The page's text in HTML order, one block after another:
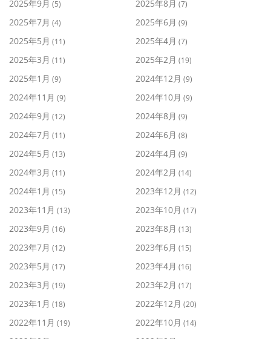
2025年9月 (5) 2025年8月 (7)
2025年7月 (4) 2025年6月 (9)
2025年5月 (11) 2025年4月 (7)
2025年3月 (11) 2025年2月 (19)
2025年1月 (9) 2024年12月 (9)
2024年11月 (9) 2024年10月 (9)
2024年9月 (12) 2024年8月 (9)
2024年7月 (11) 2024年6月 (8)
2024年5月 (13) 2024年4月 (9)
2024年3月 (11) 2024年2月 (14)
2024年1月 (15) 2023年12月 (12)
2023年11月 (13) 2023年10月 (17)
2023年9月 (16) 2023年8月 (13)
2023年7月 (12) 2023年6月 (15)
2023年5月 (17) 2023年4月 (16)
2023年3月 (19) 2023年2月 (17)
2023年1月 (18) 2022年12月 (20)
2022年11月 (19) 2022年10月 (14)